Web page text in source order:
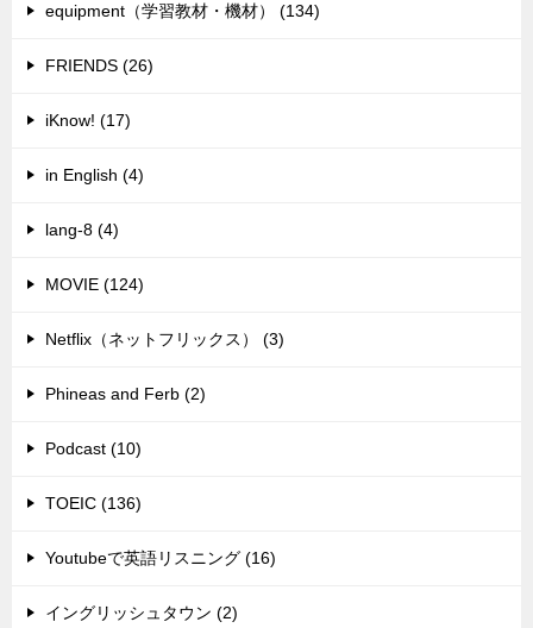
equipment（学習教材・機材） (134)
FRIENDS (26)
iKnow! (17)
in English (4)
lang-8 (4)
MOVIE (124)
Netflix（ネットフリックス） (3)
Phineas and Ferb (2)
Podcast (10)
TOEIC (136)
Youtubeで英語リスニング (16)
イングリッシュタウン (2)